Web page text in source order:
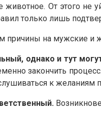
животное. От этого не
только лишь
причины на мужские и
однако и тут
закончить
к желаниям